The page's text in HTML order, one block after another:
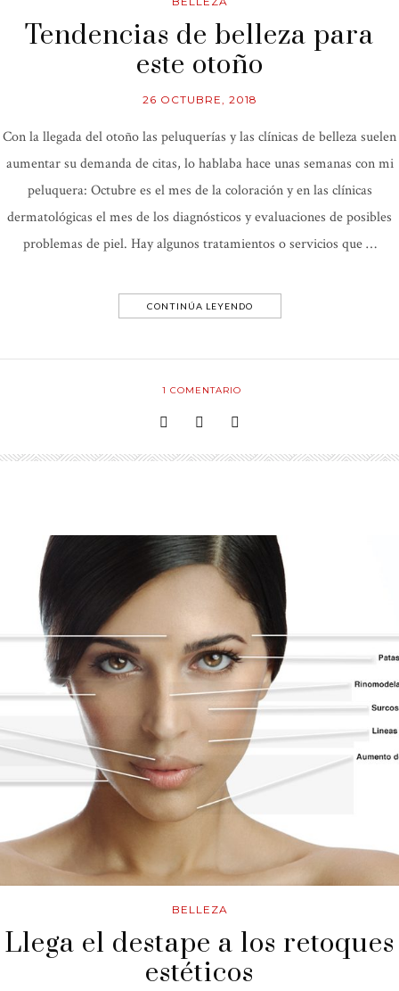
Tendencias de belleza para
este otoño
26 OCTUBRE, 2018
Con la llegada del otoño las peluquerías y las clínicas de belleza suelen
aumentar su demanda de citas, lo hablaba hace unas semanas con mi
peluquera: Octubre es el mes de la coloración y en las clínicas
dermatológicas el mes de los diagnósticos y evaluaciones de posibles
problemas de piel. Hay algunos tratamientos o servicios que …
CONTINÚA LEYENDO
1 COMENTARIO
BELLEZA
Llega el destape a los retoques
estéticos